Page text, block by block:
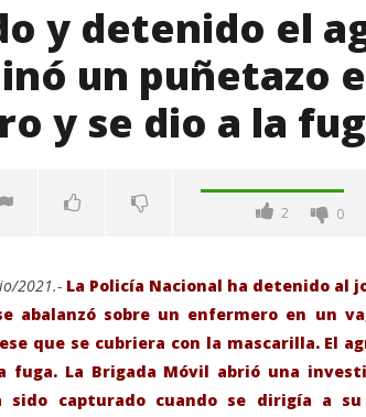
y detenido el
un puñetazo
y se dio a la
2 0
2021.- La Policía Nacional ha detenido al
abalanzó sobre un enfermero en un
que se cubriera con la mascarilla. El
fuga. La Brigada Móvil abrió una
sido capturado cuando se dirigía a